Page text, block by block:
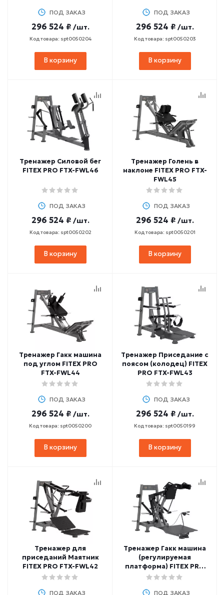
ПОД ЗАКАЗ
296 524 ₽ /шт.
Код товара: spt0050204
В корзину
ПОД ЗАКАЗ
296 524 ₽ /шт.
Код товара: spt0050203
В корзину
Тренажер Силовой бег
FITEX PRO FTX-FWL46
ПОД ЗАКАЗ
296 524 ₽ /шт.
Код товара: spt0050202
В корзину
Тренажер Голень в
наклоне FITEX PRO FTX-
FWL45
ПОД ЗАКАЗ
296 524 ₽ /шт.
Код товара: spt0050201
В корзину
Тренажер Гакк машина
под углом FITEX PRO
FTX-FWL44
ПОД ЗАКАЗ
296 524 ₽ /шт.
Код товара: spt0050200
В корзину
Тренажер Приседание с
поясом (колодец) FITEX
PRO FTX-FWL43
ПОД ЗАКАЗ
296 524 ₽ /шт.
Код товара: spt0050199
В корзину
Тренажер для
приседаний Маятник
FITEX PRO FTX-FWL42
ПОД ЗАКАЗ
Тренажер Гакк машина
(регулируемая
платформа) FITEX PRO
FTX-FWL41
ПОД ЗАКАЗ